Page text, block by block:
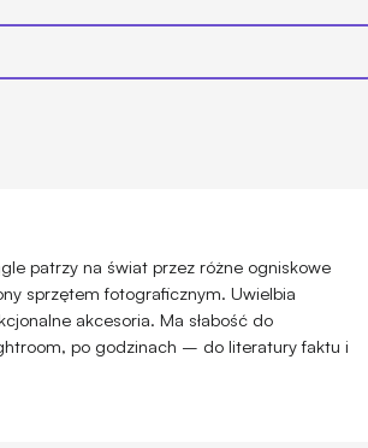
patrzy na świat przez różne ogniskowe
sprzętem fotograficznym. Uwielbia
akcesoria. Ma słabość do
po godzinach – do literatury faktu i